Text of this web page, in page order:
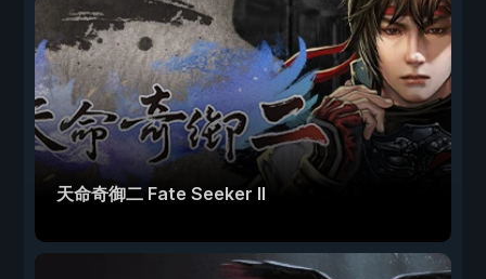
天命奇御二 Fate Seeker II